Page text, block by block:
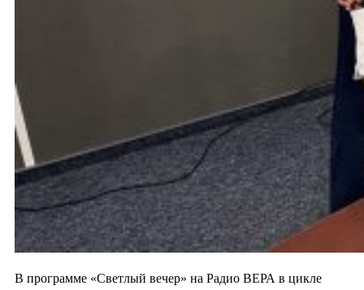
В программе «Светлый вечер» на Радио ВЕРА в цикле